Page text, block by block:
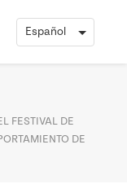
FESTIVAL DE
DE